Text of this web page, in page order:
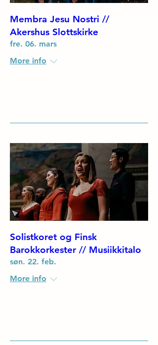
Membra Jesu Nostri //
Akershus Slottskirke
fre. 06. mars
More info
Solistkoret og Finsk
Barokkorkester // Musiikkitalo
søn. 22. feb.
More info